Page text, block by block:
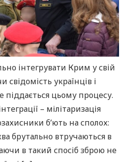
інтегрувати Крим у свій
українців і
цьому процесу.
– мілітаризація
б’ють на сполох:
брутально втручаються в
в такий спосіб зброю не